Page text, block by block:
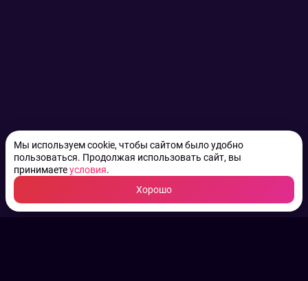
Мы используем cookie, чтобы сайтом было удобно
пользоваться. Продолжая использовать сайт, вы
принимаетеусловия.
Хорошо